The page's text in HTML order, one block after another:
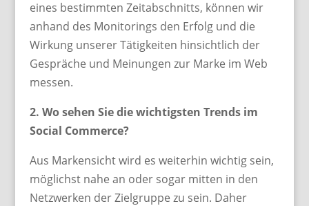
eines bestimmten Zeitabschnitts, können wir
anhand des Monitorings den Erfolg und die
Wirkung unserer Tätigkeiten hinsichtlich der
Gespräche und Meinungen zur Marke im Web
messen.
2. Wo sehen Sie die wichtigsten Trends im
Social Commerce?
Aus Markensicht wird es weiterhin wichtig sein,
möglichst nahe an oder sogar mitten in den
Netzwerken der Zielgruppe zu sein. Daher